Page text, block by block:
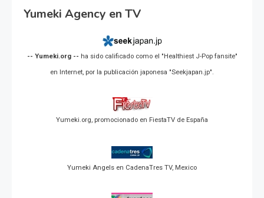
Yumeki Agency en TV
-- Yumeki.org -- ha sido calificado como el "Healthiest J-Pop fansite"
en Internet, por la publicación japonesa "Seekjapan.jp".
Yumeki.org, promocionado en FiestaTV de España
Yumeki Angels en CadenaTres TV, Mexico